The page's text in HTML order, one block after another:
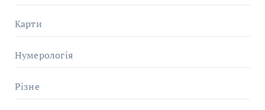
Карти
Нумерологія
Різне